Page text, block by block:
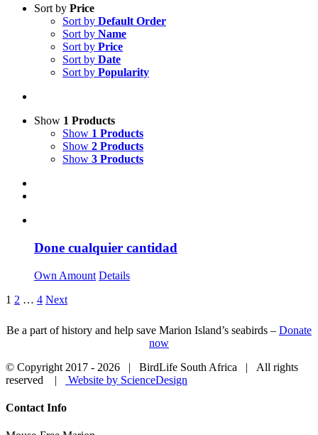
Sort by Price
Sort by Default Order
Sort by Name
Sort by Price
Sort by Date
Sort by Popularity
Show 1 Products
Show 1 Products
Show 2 Products
Show 3 Products
Done cualquier cantidad
Own Amount Details
1 2 … 4 Next
Be a part of history and help save Marion Island’s seabirds – Donate
now
© Copyright 2017 - 2026 | BirdLife South Africa | All rights
reserved |
Website by ScienceDesign
Close
Contact Info